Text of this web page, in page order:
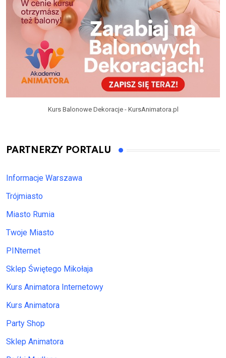
Kurs Balonowe Dekoracje - KursAnimatora.pl
PARTNERZY PORTALU
Informacje Warszawa
Trójmiasto
Miasto Rumia
Twoje Miasto
PINternet
Sklep Świętego Mikołaja
Kurs Animatora Internetowy
Kurs Animatora
Party Shop
Sklep Animatora